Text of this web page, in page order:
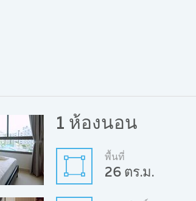
1 ห้องนอน
พื้นที่
26 ตร.ม.